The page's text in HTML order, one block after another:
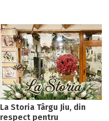
La Storia Târgu Jiu, din
respect pentru